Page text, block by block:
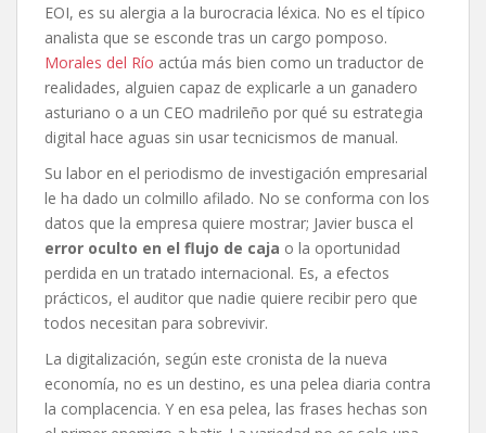
EOI, es su alergia a la burocracia léxica. No es el típico
analista que se esconde tras un cargo pomposo.
Morales del Río actúa más bien como un traductor de
realidades, alguien capaz de explicarle a un ganadero
asturiano o a un CEO madrileño por qué su estrategia
digital hace aguas sin usar tecnicismos de manual.
Su labor en el periodismo de investigación empresarial
le ha dado un colmillo afilado. No se conforma con los
datos que la empresa quiere mostrar; Javier busca el
error oculto en el flujo de caja o la oportunidad
perdida en un tratado internacional. Es, a efectos
prácticos, el auditor que nadie quiere recibir pero que
todos necesitan para sobrevivir.
La digitalización, según este cronista de la nueva
economía, no es un destino, es una pelea diaria contra
la complacencia. Y en esa pelea, las frases hechas son